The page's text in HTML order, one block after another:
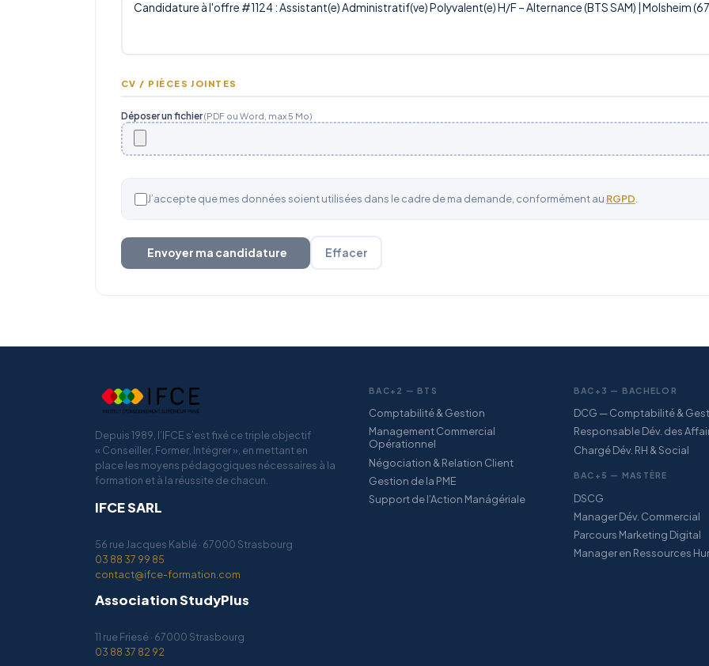
CV / PIÈCES JOINTES
Déposer un fichier(PDF ou Word, max 5 Mo)
J’accepte que mes données soient utilisées dans le cadre de ma demande, conformément au RGPD.
Envoyer ma candidature Effacer
Depuis 1989, l’IFCE s’est fixé ce triple objectif
« Conseiller, Former, Intégrer », en mettant en
place les moyens pédagogiques nécessaires à la
formation et à la réussite de chacun.
IFCE SARL
56 rue Jacques Kablé · 67000 Strasbourg
03 88 37 99 85
contact@ifce-formation.com
Association StudyPlus
11 rue Friesé · 67000 Strasbourg
03 88 37 82 92
BAC+2 — BTS
Comptabilité & Gestion
Management Commercial
Opérationnel
Négociation & Relation Client
Gestion de la PME
Support de l’Action Manágériale
BAC+3 — BACHELOR
DCG — Comptabilité &
Responsable Dév. des
Chargé Dév. RH & Social
BAC+5 — MASTÈRE
DSCG
Manager Dév. Commercial
Parcours Marketing Digital
Manager en Ressources